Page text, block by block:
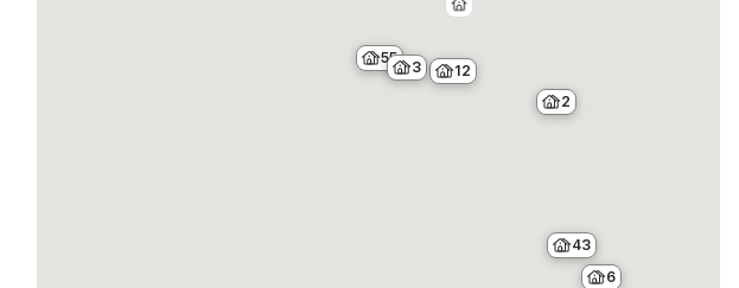
43
12
55
6
3
2